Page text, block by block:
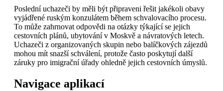
Poslední uchazeči by měli být připraveni řešit jakékoli obavy
vyjádřené ruským konzulátem během schvalovacího procesu.
To může zahrnovat odpovědi na otázky týkající se jejich
cestovních plánů, ubytování v Moskvě a návratových letech.
Uchazeči z organizovaných skupin nebo balíčkových zájezdů
mohou mít snazší schválení, protože často poskytují další
záruky pro imigrační úřady ohledně jejich cestovních úmyslů.
Navigace aplikací